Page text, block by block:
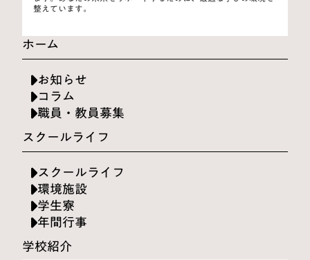
整えています。
ホーム
お知らせ
コラム
職員・教員募集
スクールライフ
スクールライフ
環境施設
学生寮
年間行事
学校紹介